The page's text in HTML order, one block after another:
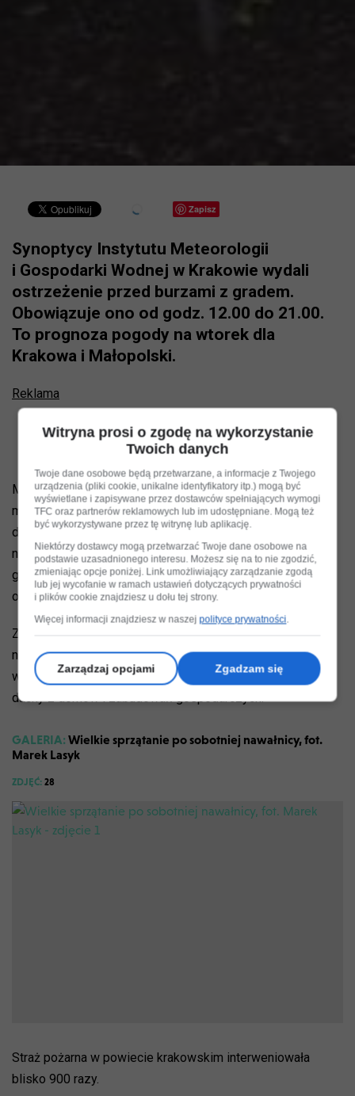
Zapisz
Synoptycy Instytutu Meteorologii
i Gospodarki Wodnej w Krakowie wydali
ostrzeżenie przed burzami z gradem.
Obowiązuje ono od godz. 12.00 do 21.00.
To prognoza pogody na wtorek dla
Krakowa i Małopolski.
Reklama
Meteorolodzy prognozują wystąpienie burz, którym
miejscami będą towarzyszyć silne opady deszczu od 20
do 35 mm, a także porywy wiatru do 70 km/h, a lokalnie
nawet do 80 km/h. Miejscami możliwe są również opady
gradu. Prawdopodobieństwo wystąpienia tego zjawiska
określono na 80 proc.
Z prognoz wynika, że nie powinno dojść do podobnej
nawałmnicy jak w minioną sobotę. Wówczas potężna
wichura łamała drzewa, niszczyła samochody, zrywała
dachy z domów i zabudowań gospodarczych.
GALERIA: Wielkie sprzątanie po sobotniej nawałnicy, fot.
Marek Lasyk
ZDJĘĆ: 28
Straż pożarna w powiecie krakowskim interweniowała
blisko 900 razy.
Witryna prosi o zgodę na wykorzystanie
Twoich danych
Twoje dane osobowe będą przetwarzane, a informacje z Twojego
urządzenia (pliki cookie, unikalne identyfikatory itp.) mogą być
wyświetlane i zapisywane przez dostawców spełniających wymogi
TFC oraz partnerów reklamowych lub im udostępniane. Mogą też
być wykorzystywane przez tę witrynę lub aplikację.
Niektórzy dostawcy mogą przetwarzać Twoje dane osobowe na
podstawie uzasadnionego interesu. Możesz się na to nie zgodzić,
zmieniając opcje poniżej. Link umożliwiający zarządzanie zgodą
lub jej wycofanie w ramach ustawień dotyczących prywatności
i plików cookie znajdziesz u dołu tej strony.
Więcej informacji znajdziesz w naszejpolityce prywatności.
Zarządzaj opcjami Zgadzam się